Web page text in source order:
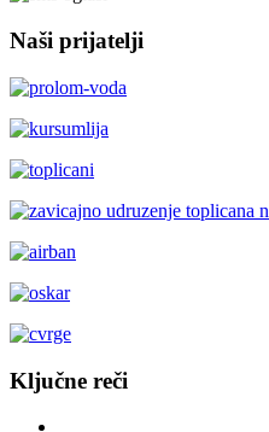
Naši prijatelji
Ključne reči